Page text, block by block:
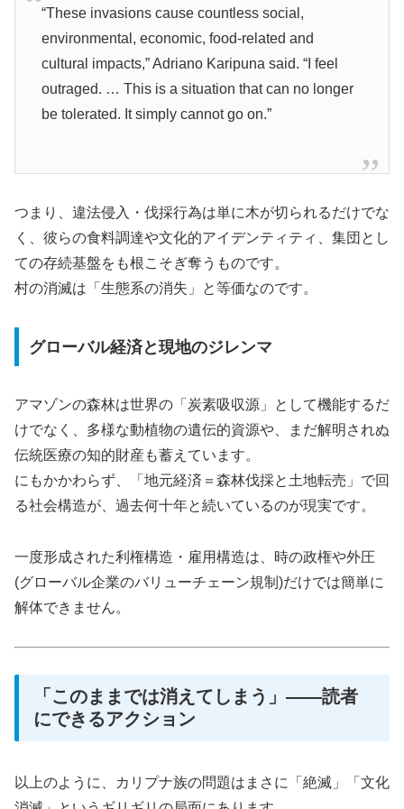
“These invasions cause countless social,
environmental, economic, food-related and
cultural impacts,” Adriano Karipuna said. “I feel
outraged. … This is a situation that can no longer
be tolerated. It simply cannot go on.”
つまり、違法侵入・伐採行為は単に木が切られるだけでな
く、彼らの食料調達や文化的アイデンティティ、集団とし
ての存続基盤をも根こそぎ奪うものです。
村の消滅は「生態系の消失」と等価なのです。
グローバル経済と現地のジレンマ
アマゾンの森林は世界の「炭素吸収源」として機能するだ
けでなく、多様な動植物の遺伝的資源や、まだ解明されぬ
伝統医療の知的財産も蓄えています。
にもかかわらず、「地元経済＝森林伐採と土地転売」で回
る社会構造が、過去何十年と続いているのが現実です。
一度形成された利権構造・雇用構造は、時の政権や外圧
(グローバル企業のバリューチェーン規制)だけでは簡単に
解体できません。
「このままでは消えてしまう」――読者
にできるアクション
以上のように、カリプナ族の問題はまさに「絶滅」「文化